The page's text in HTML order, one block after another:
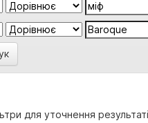
для уточнення